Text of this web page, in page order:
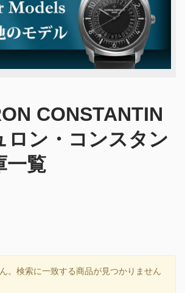
CONSTANTIN
ロン・コンスタン
一覧
。検索に一致する商品が見つかりません